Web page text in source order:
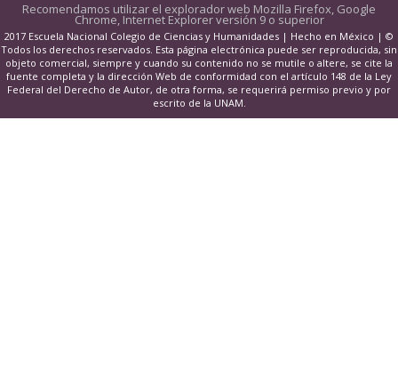
Recomendamos utilizar el explorador web Mozilla Firefox, Google
Chrome, Internet Explorer versión 9 o superior
2017 Escuela Nacional Colegio de Ciencias y Humanidades | Hecho en México | ©
Todos los derechos reservados. Esta página electrónica puede ser reproducida, sin
objeto comercial, siempre y cuando su contenido no se mutile o altere, se cite la
fuente completa y la dirección Web de conformidad con el artículo 148 de la Ley
Federal del Derecho de Autor, de otra forma, se requerirá permiso previo y por
escrito de la UNAM.